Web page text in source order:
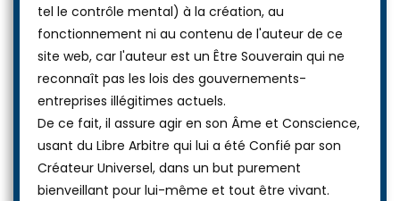
tel le contrôle mental) à la création, au
fonctionnement ni au contenu de l'auteur de ce
site web, car l'auteur est un Être Souverain qui ne
reconnaît pas les lois des gouvernements-
entreprises illégitimes actuels.
De ce fait, il assure agir en son Âme et Conscience,
usant du Libre Arbitre qui lui a été Confié par son
Créateur Universel, dans un but purement
bienveillant pour lui-même et tout être vivant.